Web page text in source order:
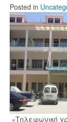
Posted in
«Τηλεφωνική